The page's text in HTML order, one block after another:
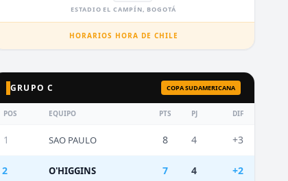
ESTADIO EL CAMPÍN, BOGOTÁ
HORARIOS HORA DE CHILE
GRUPO C COPA SUDAMERICANA
POS EQUIPO PTS PJ DIF
1 SAO PAULO 8 4 +3
2 O'HIGGINS 7 4 +2